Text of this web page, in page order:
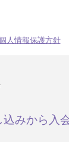
人情報保護方針
込みから入